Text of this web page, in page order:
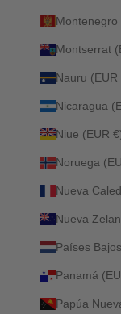
Montenegro
Montserrat
Nauru (EUR
Nicaragua
Niue (EUR
Noruega
Nueva
Nueva
Países
Panamá
Papúa